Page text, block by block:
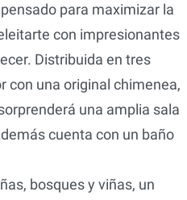
para maximizar la
con impresionantes
Distribuida en tres
con una original chimenea,
una amplia sala
cuenta con un baño
bosques y viñas, un